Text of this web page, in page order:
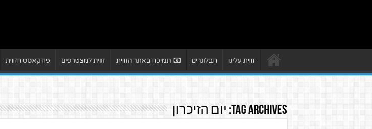
זווית עלינו הבלוגרים תמיכה באתר הזווית זווית למצטרפים פודקאסט הזווית
Tag Archives: יום הזיכרון